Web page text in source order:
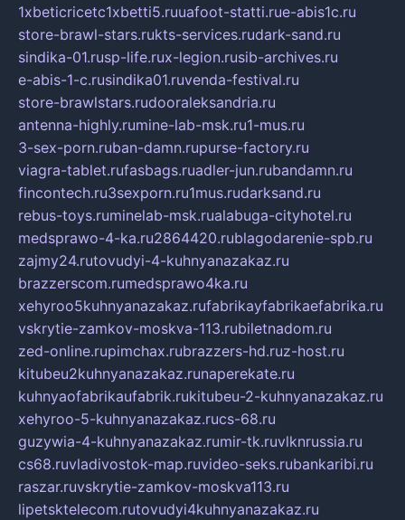
1xbeticricetc1xbetti5.ruuafoot-statti.rue-abis1c.ru
store-brawl-stars.rukts-services.rudark-sand.ru
sindika-01.rusp-life.rux-legion.rusib-archives.ru
e-abis-1-c.rusindika01.ruvenda-festival.ru
store-brawlstars.rudooraleksandria.ru
antenna-highly.rumine-lab-msk.ru1-mus.ru
3-sex-porn.ruban-damn.rupurse-factory.ru
viagra-tablet.rufasbags.ruadler-jun.rubandamn.ru
fincontech.ru3sexporn.ru1mus.rudarksand.ru
rebus-toys.ruminelab-msk.rualabuga-cityhotel.ru
medsprawo-4-ka.ru2864420.rublagodarenie-spb.ru
zajmy24.rutovudyi-4-kuhnyanazakaz.ru
brazzerscom.rumedsprawo4ka.ru
xehyroo5kuhnyanazakaz.rufabrikayfabrikaefabrika.ru
vskrytie-zamkov-moskva-113.rubiletnadom.ru
zed-online.rupimchax.rubrazzers-hd.ruz-host.ru
kitubeu2kuhnyanazakaz.runaperekate.ru
kuhnyaofabrikaufabrik.rukitubeu-2-kuhnyanazakaz.ru
xehyroo-5-kuhnyanazakaz.rucs-68.ru
guzywia-4-kuhnyanazakaz.rumir-tk.ruvlknrussia.ru
cs68.ruvladivostok-map.ruvideo-seks.rubankaribi.ru
raszar.ruvskrytie-zamkov-moskva113.ru
lipetsktelecom.rutovudyi4kuhnyanazakaz.ru